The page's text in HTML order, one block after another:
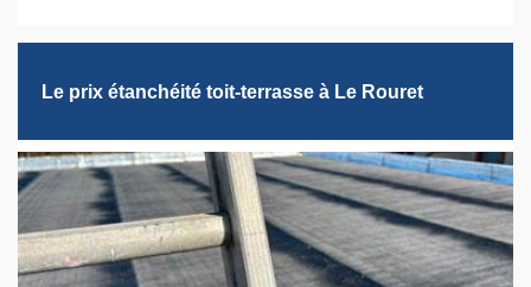
Le prix étanchéité toit-terrasse à Le Rouret